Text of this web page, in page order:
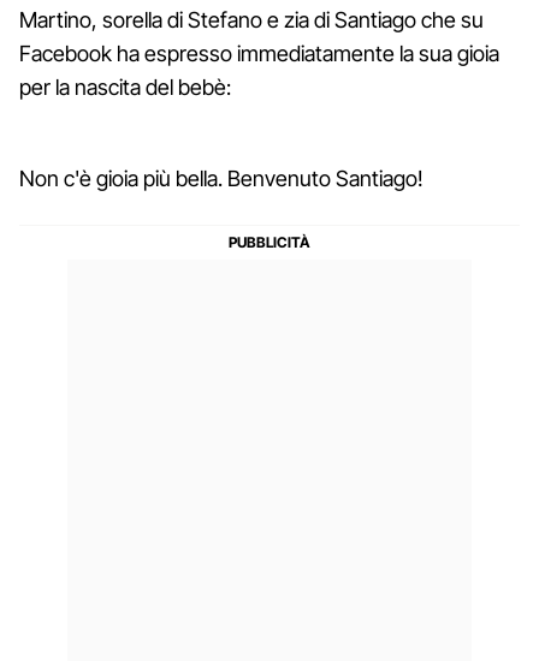
Martino, sorella di Stefano e zia di Santiago che su
Facebook ha espresso immediatamente la sua gioia
per la nascita del bebè:
Non c'è gioia più bella. Benvenuto Santiago!